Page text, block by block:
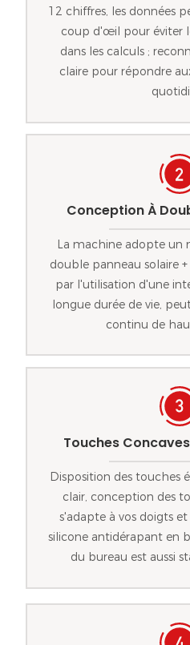
12 chiffres, les données
coup d'œil pour éviter
dans les calculs ;
claire pour répondre
Conception À
La machine adopte un
double panneau solaire
par l'utilisation d'une
longue durée de vie,
continu de
Touches
Disposition des touches
clair, conception des
s'adapte à vos doigts
silicone antidérapant en
du bureau est aussi